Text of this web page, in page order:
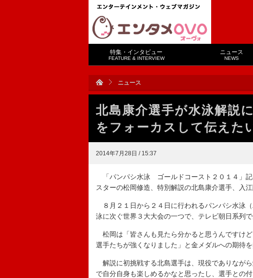
特集・インタビュー
FEATURE & INTERVIEW
ニュース
NEWS
ニュース
北島康介選手が水泳解説
をフォーカスして伝えた
2014年7月28日 / 15:37
「パンパシ水泳 ゴールドコースト２０１４」記
スターの松岡修造、特別解説の北島康介選手、入
８月２１日から２４日に行われるパンパシ水泳
泳に次ぐ世界３大大会の一つで、テレビ朝日系列で
松岡は「皆さんも見たら分かると思うんですけ
選手たちが強くなりました」と金メダルへの期待を
解説に初挑戦する北島選手は、現役でありなが
で自分自身も楽しめるかなと思ったし、選手との